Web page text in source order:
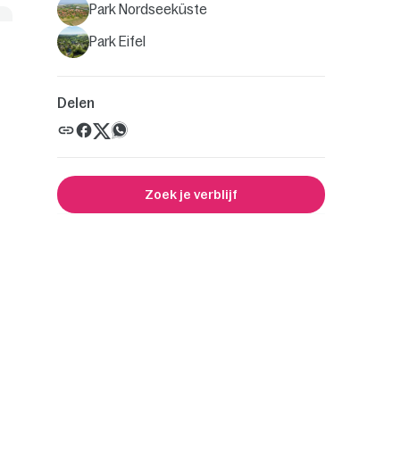
Park Nordseeküste
Park Eifel
Delen
Zoek je verblijf